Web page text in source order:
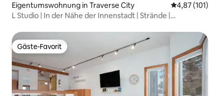
Eigentumswohnung in Traverse City
4,87 (101)
L Studio | In der Nähe der Innenstadt | Strände |
Gäste-Favorit
Gäste-Favorit